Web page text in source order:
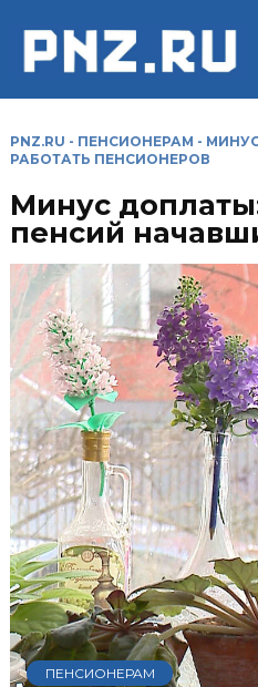
PNZ.RU - ПЕНСИОНЕРАМ -
РАБОТАТЬ ПЕНСИОНЕРОВ
Минус
пенсий
ПЕНСИОНЕРАМ